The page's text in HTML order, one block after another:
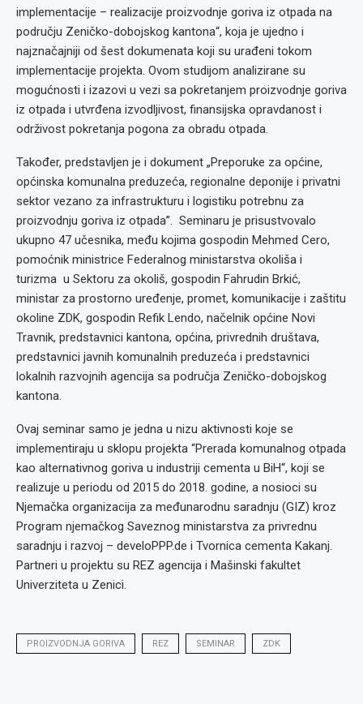
implementacije – realizacije proizvodnje goriva iz otpada na
području Zeničko-dobojskog kantona“, koja je ujedno i
najznačajniji od šest dokumenata koji su urađeni tokom
implementacije projekta. Ovom studijom analizirane su
mogućnosti i izazovi u vezi sa pokretanjem proizvodnje goriva
iz otpada i utvrđena izvodljivost, finansijska opravdanost i
održivost pokretanja pogona za obradu otpada.
Također, predstavljen je i dokument „Preporuke za općine,
općinska komunalna preduzeća, regionalne deponije i privatni
sektor vezano za infrastrukturu i logistiku potrebnu za
proizvodnju goriva iz otpada”. Seminaru je prisustvovalo
ukupno 47 učesnika, među kojima gospodin Mehmed Cero,
pomoćnik ministrice Federalnog ministarstva okoliša i
turizma u Sektoru za okoliš, gospodin Fahrudin Brkić,
ministar za prostorno uređenje, promet, komunikacije i zaštitu
okoline ZDK, gospodin Refik Lendo, načelnik općine Novi
Travnik, predstavnici kantona, općina, privrednih društava,
predstavnici javnih komunalnih preduzeća i predstavnici
lokalnih razvojnih agencija sa područja Zeničko-dobojskog
kantona.
Ovaj seminar samo je jedna u nizu aktivnosti koje se
implementiraju u sklopu projekta “Prerada komunalnog otpada
kao alternativnog goriva u industriji cementa u BiH“, koji se
realizuje u periodu od 2015 do 2018. godine, a nosioci su
Njemačka organizacija za međunarodnu saradnju (GIZ) kroz
Program njemačkog Saveznog ministarstva za privrednu
saradnju i razvoj – develoPPP.de i Tvornica cementa Kakanj.
Partneri u projektu su REZ agencija i Mašinski fakultet
Univerziteta u Zenici.
PROIZVODNJA GORIVA REZ SEMINAR ZDK